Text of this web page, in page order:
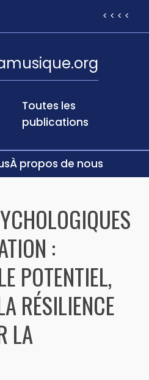
< < < <
Toutes les
publications
À propos de nous
:
POTENTIEL,
RÉSILIENCE
LA